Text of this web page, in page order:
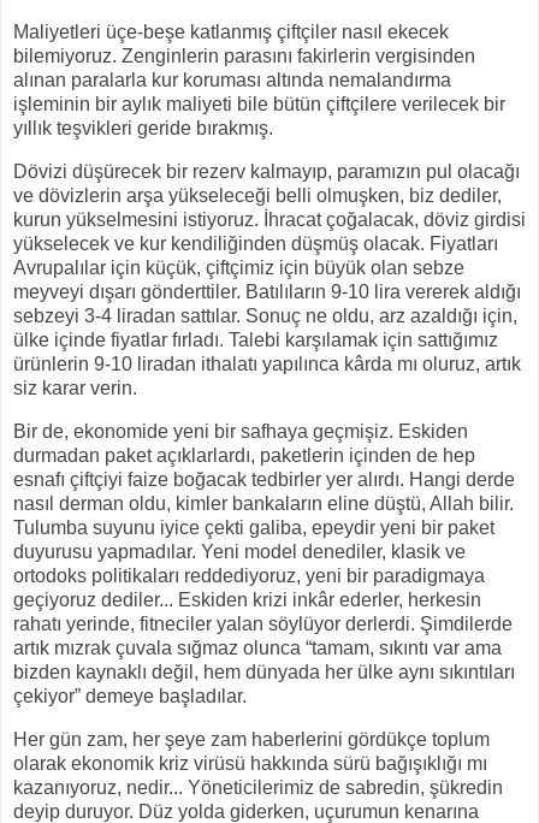
Maliyetleri üçe-beşe katlanmış çiftçiler nasıl ekecek
bilemiyoruz. Zenginlerin parasını fakirlerin vergisinden
alınan paralarla kur koruması altında nemalandırma
işleminin bir aylık maliyeti bile bütün çiftçilere verilecek bir
yıllık teşvikleri geride bırakmış.
Dövizi düşürecek bir rezerv kalmayıp, paramızın pul olacağı
ve dövizlerin arşa yükseleceği belli olmuşken, biz dediler,
kurun yükselmesini istiyoruz. İhracat çoğalacak, döviz girdisi
yükselecek ve kur kendiliğinden düşmüş olacak. Fiyatları
Avrupalılar için küçük, çiftçimiz için büyük olan sebze
meyveyi dışarı gönderttiler. Batılıların 9-10 lira vererek aldığı
sebzeyi 3-4 liradan sattılar. Sonuç ne oldu, arz azaldığı için,
ülke içinde fiyatlar fırladı. Talebi karşılamak için sattığımız
ürünlerin 9-10 liradan ithalatı yapılınca kârda mı oluruz, artık
siz karar verin.
Bir de, ekonomide yeni bir safhaya geçmişiz. Eskiden
durmadan paket açıklarlardı, paketlerin içinden de hep
esnafı çiftçiyi faize boğacak tedbirler yer alırdı. Hangi derde
nasıl derman oldu, kimler bankaların eline düştü, Allah bilir.
Tulumba suyunu iyice çekti galiba, epeydir yeni bir paket
duyurusu yapmadılar. Yeni model denediler, klasik ve
ortodoks politikaları reddediyoruz, yeni bir paradigmaya
geçiyoruz dediler... Eskiden krizi inkâr ederler, herkesin
rahatı yerinde, fitneciler yalan söylüyor derlerdi. Şimdilerde
artık mızrak çuvala sığmaz olunca “tamam, sıkıntı var ama
bizden kaynaklı değil, hem dünyada her ülke aynı sıkıntıları
çekiyor” demeye başladılar.
Her gün zam, her şeye zam haberlerini gördükçe toplum
olarak ekonomik kriz virüsü hakkında sürü bağışıklığı mı
kazanıyoruz, nedir... Yöneticilerimiz de sabredin, şükredin
deyip duruyor. Düz yolda giderken, uçurumun kenarına